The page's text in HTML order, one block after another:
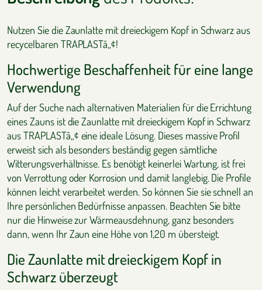
Nutzen Sie die Zaunlatte mit dreieckigem Kopf in Schwarz aus
recycelbaren TRAPLASTâ„¢!
Hochwertige Beschaffenheit für eine lange
Verwendung
Auf der Suche nach alternativen Materialien für die Errichtung
eines Zauns ist die Zaunlatte mit dreieckigem Kopf in Schwarz
aus TRAPLASTâ„¢ eine ideale Lösung. Dieses massive Profil
erweist sich als besonders beständig gegen sämtliche
Witterungsverhältnisse. Es benötigt keinerlei Wartung, ist frei
von Verrottung oder Korrosion und damit langlebig. Die Profile
können leicht verarbeitet werden. So können Sie sie schnell an
Ihre persönlichen Bedürfnisse anpassen. Beachten Sie bitte
nur die Hinweise zur Wärmeausdehnung, ganz besonders
dann, wenn Ihr Zaun eine Höhe von 1,20 m übersteigt.
Die Zaunlatte mit dreieckigem Kopf in
Schwarz überzeugt